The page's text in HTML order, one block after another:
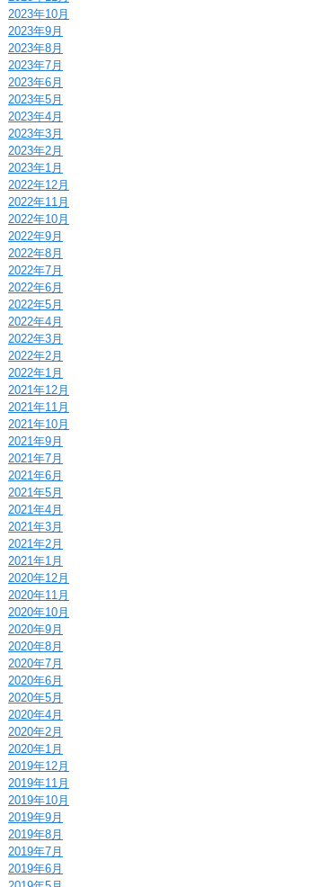
2023年10月
2023年9月
2023年8月
2023年7月
2023年6月
2023年5月
2023年4月
2023年3月
2023年2月
2023年1月
2022年12月
2022年11月
2022年10月
2022年9月
2022年8月
2022年7月
2022年6月
2022年5月
2022年4月
2022年3月
2022年2月
2022年1月
2021年12月
2021年11月
2021年10月
2021年9月
2021年7月
2021年6月
2021年5月
2021年4月
2021年3月
2021年2月
2021年1月
2020年12月
2020年11月
2020年10月
2020年9月
2020年8月
2020年7月
2020年6月
2020年5月
2020年4月
2020年2月
2020年1月
2019年12月
2019年11月
2019年10月
2019年9月
2019年8月
2019年7月
2019年6月